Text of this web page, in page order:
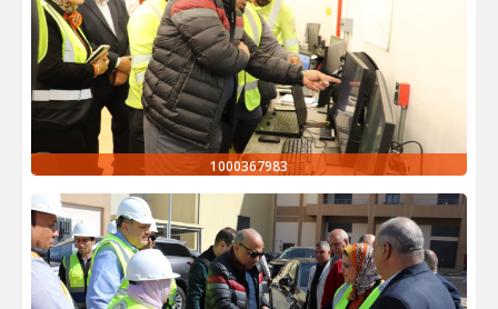
1000367983